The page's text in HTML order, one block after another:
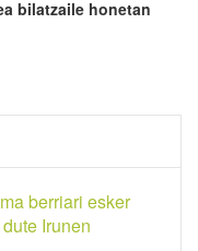
bilatzaile honetan
berriari esker
Irunen